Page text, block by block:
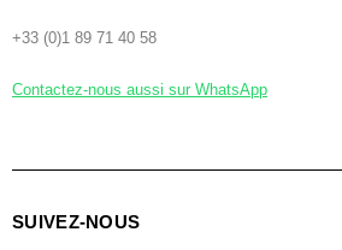
+33 (0)1 89 71 40 58
Contactez-nous aussi sur WhatsApp
SUIVEZ-NOUS